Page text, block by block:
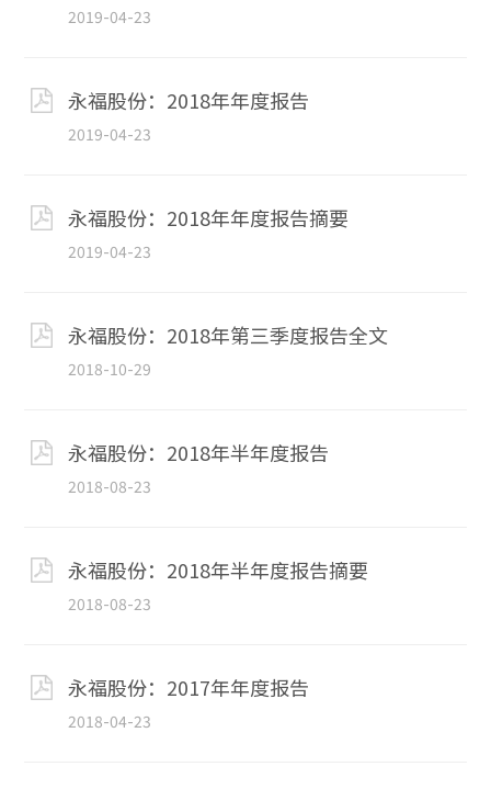
2019-04-23
永福股份：2018年年度报告
2019-04-23
永福股份：2018年年度报告摘要
2019-04-23
永福股份：2018年第三季度报告全文
2018-10-29
永福股份：2018年半年度报告
2018-08-23
永福股份：2018年半年度报告摘要
2018-08-23
永福股份：2017年年度报告
2018-04-23